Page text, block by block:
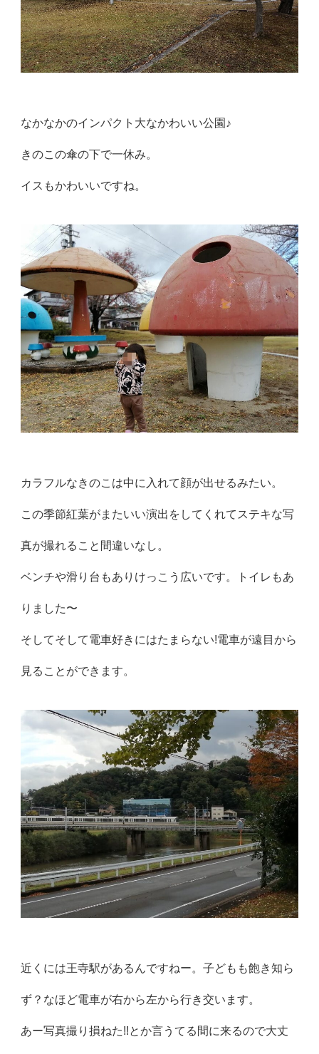
なかなかのインパクト大なかわいい公園♪
きのこの傘の下で一休み。
イスもかわいいですね。
カラフルなきのこは中に入れて顔が出せるみたい。
この季節紅葉がまたいい演出をしてくれてステキな写
真が撮れること間違いなし。
ベンチや滑り台もありけっこう広いです。トイレもあ
りました〜
そしてそして電車好きにはたまらない!電車が遠目から
見ることができます。
近くには王寺駅があるんですねー。子どもも飽き知ら
ず？なほど電車が右から左から行き交います。
あー写真撮り損ねた!!とか言うてる間に来るので大丈